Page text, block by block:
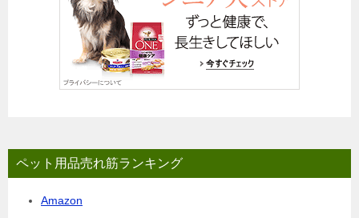
ペット用品売れ筋ランキング
Amazon